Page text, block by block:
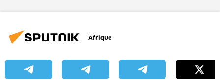
Sputnik
Grande Route de la Soie
forum
Afrique